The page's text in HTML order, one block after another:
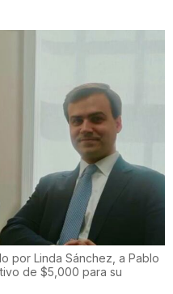
por Linda Sánchez, a Pablo
de $5,000 para su